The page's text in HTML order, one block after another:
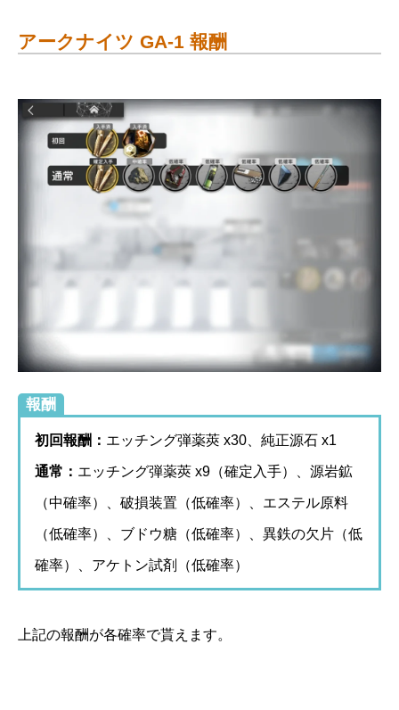
アークナイツ GA-1 報酬
報酬
初回報酬： エッチング弾薬莢 x30、純正源石 x1
通常： エッチング弾薬莢 x9（確定入手）、源岩鉱
（中確率）、破損装置（低確率）、エステル原料
（低確率）、ブドウ糖（低確率）、異鉄の欠片（低
確率）、アケトン試剤（低確率）
上記の報酬が各確率で貰えます。